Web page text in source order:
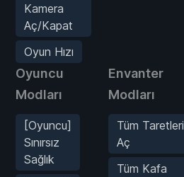
Kamera
Aç/Kapat
Oyun Hızı
Oyuncu
Modları
[Oyuncu]
Sınırsız
Sağlık
Envanter
Modları
Tüm Taretleri
Aç
Tüm Kafa